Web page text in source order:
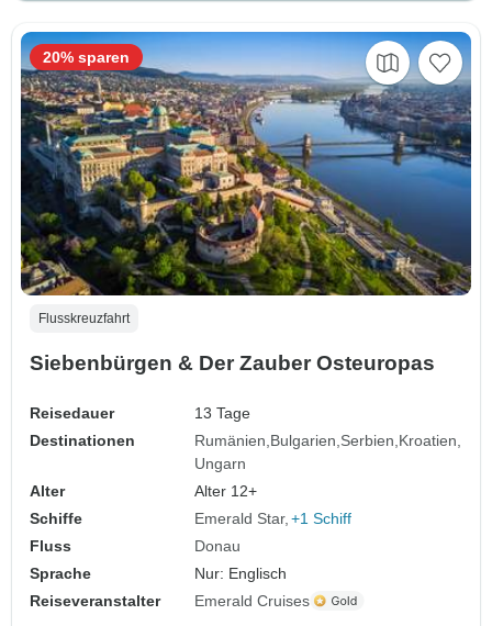
Flusskreuzfahrt
Siebenbürgen & Der Zauber Osteuropas
Reisedauer
13 Tage
Destinationen
Rumänien Bulgarien Serbien Kroatien
Ungarn
Alter
Alter 12+
Schiffe
Emerald Star +1 Schiff
Fluss
Donau
Sprache
Nur: Englisch
Reiseveranstalter
Emerald Cruises
20% sparen